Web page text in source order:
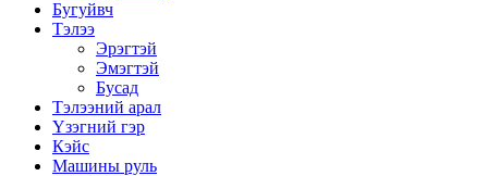
Бугуйвч
Тэлээ
Эрэгтэй
Эмэгтэй
Бусад
Тэлээний арал
Үзэгний гэр
Кэйс
Машины руль